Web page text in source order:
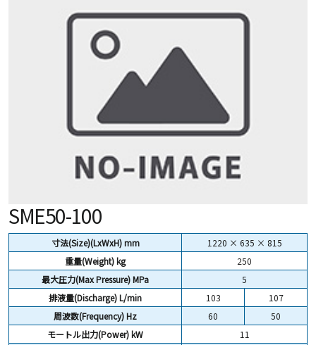
SME50-100
寸法(Size)(LxWxH) mm
1220 × 635 × 815
重量(Weight)kg
250
最大圧力(Max Pressure) MPa
5
排液量(Discharge) L/min
103
107
周波数(Frequency) Hz
60
50
モートル出力(Power) kW
11